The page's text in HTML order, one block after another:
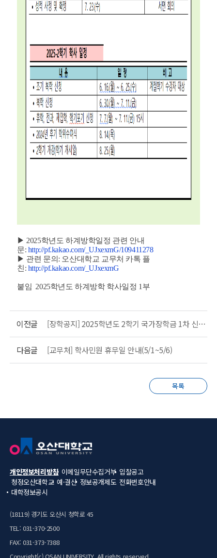
▶ 2025학년도 하계방학일정 관련 안내
문: http://pf.kakao.com/_UJxexmG/109411278
▶ 관련 문의: 오산대학교 교무처 카톡 플
친: http://pf.kakao.com/_UJxexmG
붙임 2025학년도 하계방학 학사일정 1부
이전글 [장학공지] 2025학년도 2학기 국가장학금 1차 신청 안내
다음글 [교무처] 학사민원 휴무일 안내(5/1~5/6)
목록
개인정보처리방침 이메일무단수집거부 입찰공고
청정오산대학교 예·결산 정보공개제도 전화번호안내
대학정보공시
(18119) 경기도 오산시 청학로 45
TEL: 031-370-2500
FAX: 031-373-7388